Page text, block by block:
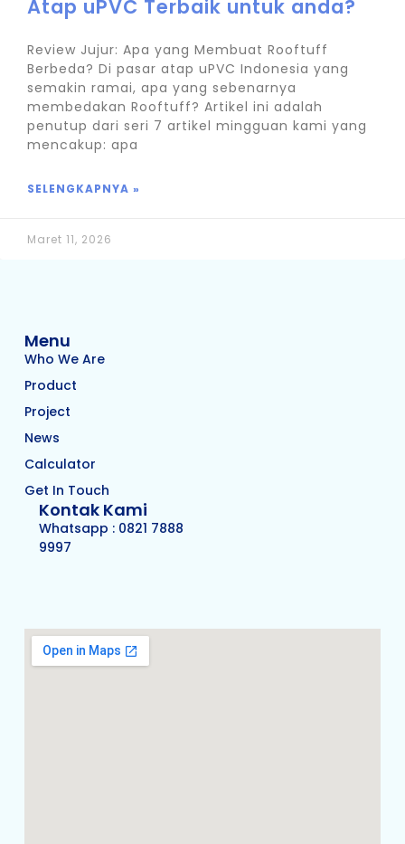
Atap uPVC Terbaik untuk anda?
Review Jujur: Apa yang Membuat Rooftuff
Berbeda? Di pasar atap uPVC Indonesia yang
semakin ramai, apa yang sebenarnya
membedakan Rooftuff? Artikel ini adalah
penutup dari seri 7 artikel mingguan kami yang
mencakup: apa
SELENGKAPNYA »
Maret 11, 2026
Menu
Who We Are
Product
Project
News
Calculator
Get In Touch
Kontak Kami
Whatsapp : 0821 7888
9997